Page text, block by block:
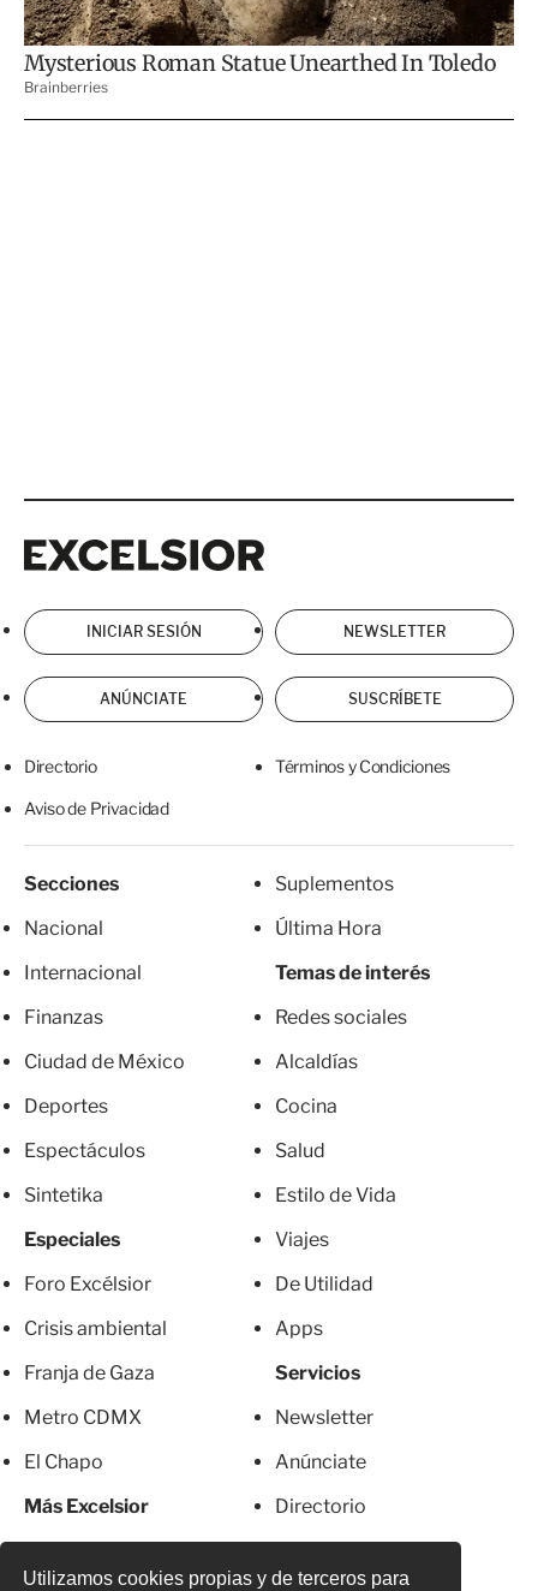
Utilizamos cookies propias y de terceros para
INICIAR SESIÓN NEWSLETTER
ANÚNCIATE SUSCRÍBETE
Directorio Términos y Condiciones
Aviso de Privacidad
Secciones
Nacional
Internacional
Finanzas
Ciudad de México
Deportes
Espectáculos
Sintetika
Especiales
Foro Excélsior
Crisis ambiental
Franja de Gaza
Metro CDMX
El Chapo
Más Excelsior
Suplementos
Última Hora
Temas de interés
Redes sociales
Alcaldías
Cocina
Salud
Estilo de Vida
Viajes
De Utilidad
Apps
Servicios
Newsletter
Anúnciate
Directorio